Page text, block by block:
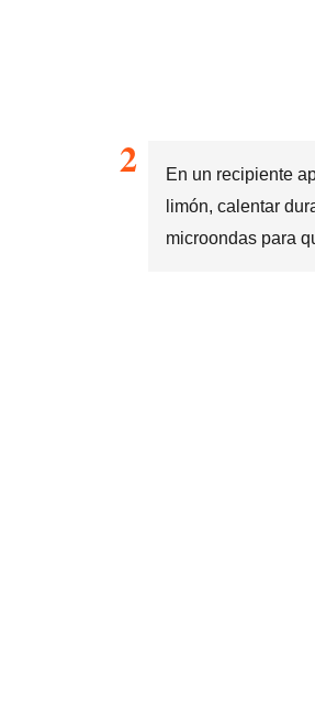
En un recipiente
limón, calentar
microondas para